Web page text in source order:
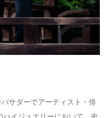
サダーでアーティスト・俳